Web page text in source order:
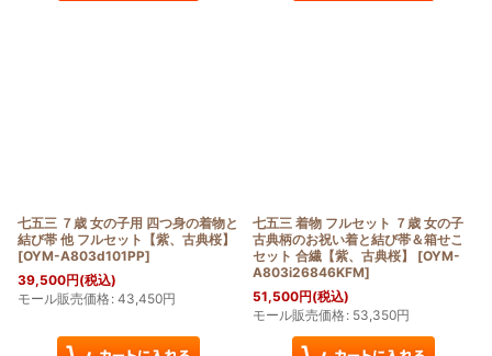
七五三 ７歳 女の子用 四つ身の着物と
結び帯 他 フルセット【紫、古典桜】
[OYM-A803d101PP]
39,500円(税込)
モール販売価格: 43,450円
七五三 着物 フルセット ７歳 女の子
古典柄のお祝い着と結び帯＆箱せこ
セット 合繊【紫、古典桜】
[OYM-
A803i26846KFM]
51,500円(税込)
モール販売価格: 53,350円